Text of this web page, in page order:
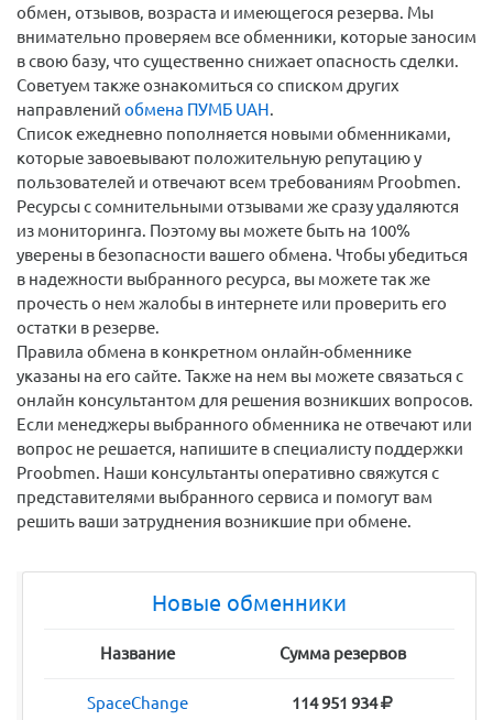
обмен, отзывов, возраста и имеющегося резерва. Мы
внимательно проверяем все обменники, которые заносим
в свою базу, что существенно снижает опасность сделки.
Советуем также ознакомиться со списком других
направлений обмена ПУМБ UAH.
Список ежедневно пополняется новыми обменниками,
которые завоевывают положительную репутацию у
пользователей и отвечают всем требованиям Proobmen.
Ресурсы с сомнительными отзывами же сразу удаляются
из мониторинга. Поэтому вы можете быть на 100%
уверены в безопасности вашего обмена. Чтобы убедиться
в надежности выбранного ресурса, вы можете так же
прочесть о нем жалобы в интернете или проверить его
остатки в резерве.
Правила обмена в конкретном онлайн-обменнике
указаны на его сайте. Также на нем вы можете связаться с
онлайн консультантом для решения возникших вопросов.
Если менеджеры выбранного обменника не отвечают или
вопрос не решается, напишите в специалисту поддержки
Proobmen. Наши консультанты оперативно свяжутся с
представителями выбранного сервиса и помогут вам
решить ваши затруднения возникшие при обмене.
Новые обменники
Название Сумма резервов
SpaceChange 114 951 934